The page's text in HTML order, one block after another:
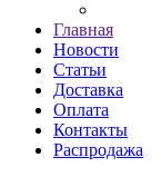
Главная
Новости
Статьи
Доставка
Оплата
Контакты
Распродажа